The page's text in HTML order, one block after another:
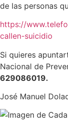
de las personas
https://
callen-suicidio
Si quieres
Nacional de
629086019.
José Manuel